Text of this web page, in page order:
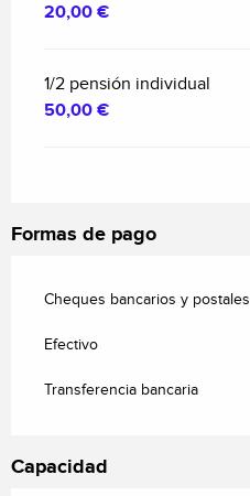
20,00 €
1/2 pensión individual
50,00 €
Formas de pago
Cheques bancarios y postales
Efectivo
Transferencia bancaria
Capacidad